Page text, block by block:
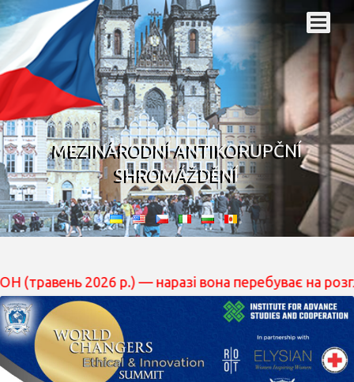
MEZINÁRODNÍ ANTIKORUPČNÍ
SHROMÁŽDĚNÍ
р.) — наразі вона перебуває на розгляді ||